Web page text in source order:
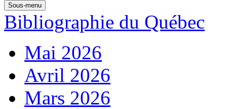
Sous-menu
Bibliographie du Québec
Mai 2026
Avril 2026
Mars 2026